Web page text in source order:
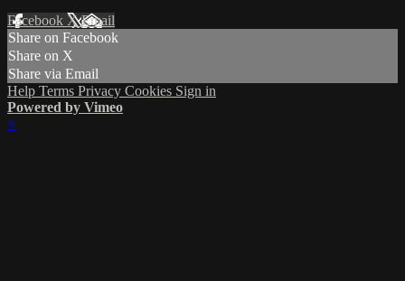
Facebook XEmail
Share on Facebook
Share on X
Share via Email
Help Terms Privacy Cookies Sign in
Powered by Vimeo
×